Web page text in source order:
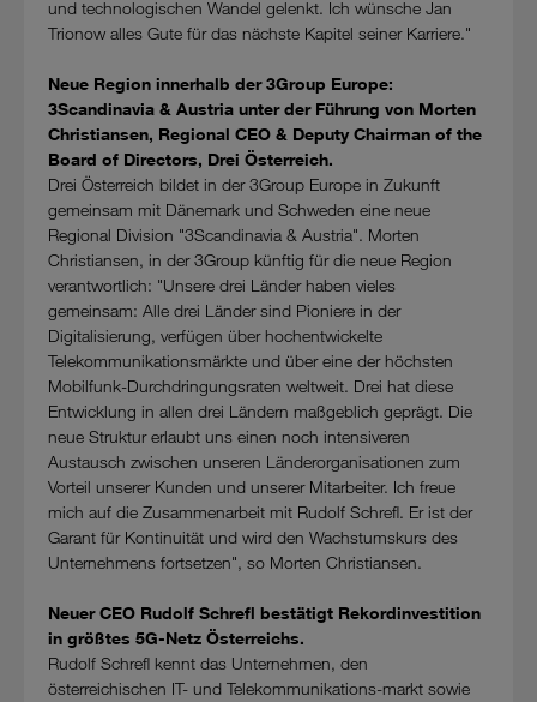
und technologischen Wandel gelenkt. Ich wünsche Jan
Trionow alles Gute für das nächste Kapitel seiner Karriere."
Neue Region innerhalb der 3Group Europe:
3Scandinavia & Austria unter der Führung von Morten
Christiansen, Regional CEO & Deputy Chairman of the
Board of Directors, Drei Österreich.
Drei Österreich bildet in der 3Group Europe in Zukunft
gemeinsam mit Dänemark und Schweden eine neue
Regional Division "3Scandinavia & Austria". Morten
Christiansen, in der 3Group künftig für die neue Region
verantwortlich: "Unsere drei Länder haben vieles
gemeinsam: Alle drei Länder sind Pioniere in der
Digitalisierung, verfügen über hochentwickelte
Telekommunikationsmärkte und über eine der höchsten
Mobilfunk-Durchdringungsraten weltweit. Drei hat diese
Entwicklung in allen drei Ländern maßgeblich geprägt. Die
neue Struktur erlaubt uns einen noch intensiveren
Austausch zwischen unseren Länderorganisationen zum
Vorteil unserer Kunden und unserer Mitarbeiter. Ich freue
mich auf die Zusammenarbeit mit Rudolf Schrefl. Er ist der
Garant für Kontinuität und wird den Wachstumskurs des
Unternehmens fortsetzen", so Morten Christiansen.
Neuer CEO Rudolf Schrefl bestätigt Rekordinvestition
in größtes 5G-Netz Österreichs.
Rudolf Schrefl kennt das Unternehmen, den
österreichischen IT- und Telekommunikations-markt sowie